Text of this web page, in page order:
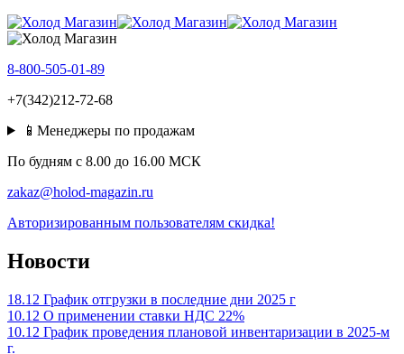
8-800-505-01-89
+7(342)212-72-68
📱Менеджеры по продажам
По будням c 8.00 до 16.00 МСК
zakaz@holod-magazin.ru
Авторизированным пользователям скидка!
Новости
18.12 График отгрузки в последние дни 2025 г
10.12 О применении ставки НДС 22%
10.12 График проведения плановой инвентаризации в 2025-м
г.